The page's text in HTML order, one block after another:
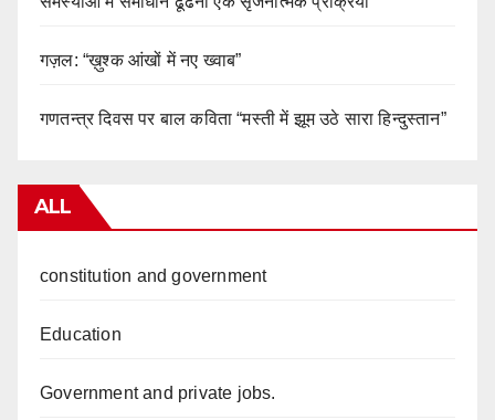
गज़ल: “ख़ुश्क आंखों में नए ख्वाब”
गणतन्त्र दिवस पर बाल कविता “मस्ती में झूम उठे सारा हिन्दुस्तान”
ALL
constitution and government
Education
Government and private jobs.